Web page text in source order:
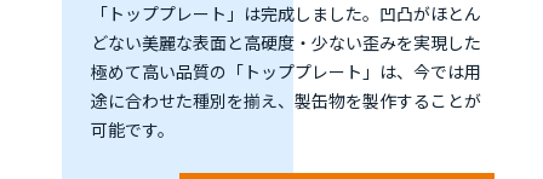
「トッププレート」は完成しました。凹凸がほとん
どない美麗な表面と高硬度・少ない歪みを実現した
極めて高い品質の「トッププレート」は、今では用
途に合わせた種別を揃え、製缶物を製作することが
可能です。